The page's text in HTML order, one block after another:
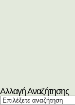
Αλλαγή Αναζήτησης